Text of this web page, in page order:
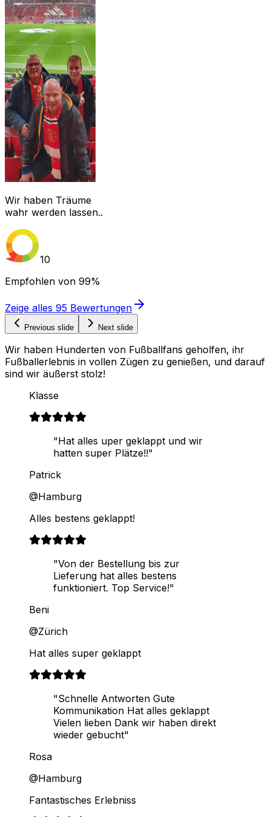
Wir haben Träume
wahr werden lassen..
10
Empfohlen von 99%
Zeige alles 95 Bewertungen
Previous slide Next slide
Wir haben Hunderten von Fußballfans geholfen, ihr
Fußballerlebnis in vollen Zügen zu genießen, und darauf
sind wir äußerst stolz!
Klasse
"Hat alles uper geklappt und wir
hatten super Plätze!!"
Patrick
@Hamburg
Alles bestens geklappt!
"Von der Bestellung bis zur
Lieferung hat alles bestens
funktioniert. Top Service!"
Beni
@Zürich
Hat alles super geklappt
"Schnelle Antworten Gute
Kommunikation Hat alles geklappt
Vielen lieben Dank wir haben direkt
wieder gebucht"
Rosa
@Hamburg
Fantastisches Erlebniss